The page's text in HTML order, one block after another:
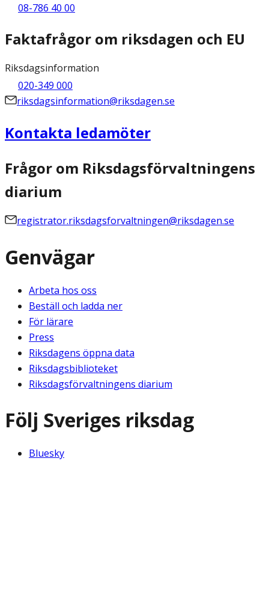
08-786 40 00
Faktafrågor om riksdagen och EU
Riksdagsinformation
020-349 000
riksdagsinformation@riksdagen.se
Kontakta ledamöter
Frågor om Riksdagsförvaltningens
diarium
registrator.riksdagsforvaltningen@riksdagen.se
Genvägar
Arbeta hos oss
Beställ och ladda ner
För lärare
Press
Riksdagens öppna data
Riksdagsbiblioteket
Riksdagsförvaltningens diarium
Följ Sveriges riksdag
Bluesky